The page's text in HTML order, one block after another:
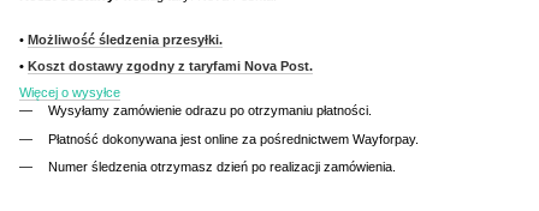
• Możliwość śledzenia przesyłki.
• Koszt dostawy zgodny z taryfami Nova Post.
Więcej o wysyłce
Wysyłamy zamówienie odrazu po otrzymaniu płatności.
Płatność dokonywana jest online za pośrednictwem Wayforpay.
Numer śledzenia otrzymasz dzień po realizacji zamówienia.